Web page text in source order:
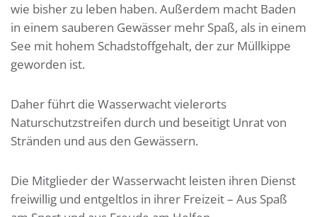
wie bisher zu leben haben. Außerdem macht Baden
in einem sauberen Gewässer mehr Spaß, als in einem
See mit hohem Schadstoffgehalt, der zur Müllkippe
geworden ist.
Daher führt die Wasserwacht vielerorts
Naturschutzstreifen durch und beseitigt Unrat von
Stränden und aus den Gewässern.
Die Mitglieder der Wasserwacht leisten ihren Dienst
freiwillig und entgeltlos in ihrer Freizeit – Aus Spaß